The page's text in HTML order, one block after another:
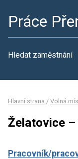
Práce
Hledat zaměstnání
Hlavní strana / Volná
Želatovice
Pracovník/